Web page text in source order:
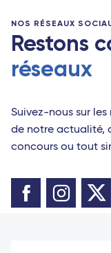
NOS RÉSEAUX
Restons
réseaux
Suivez-nous sur
de notre actualité,
concours ou tout